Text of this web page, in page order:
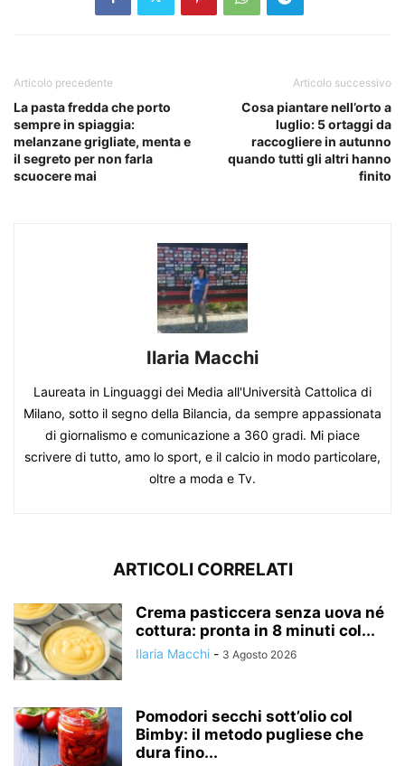
Articolo precedente
La pasta fredda che porto
sempre in spiaggia:
melanzane grigliate, menta e
il segreto per non farla
scuocere mai
Articolo successivo
Cosa piantare nell’orto a
luglio: 5 ortaggi da
raccogliere in autunno
quando tutti gli altri hanno
finito
Ilaria Macchi
Laureata in Linguaggi dei Media all'Università Cattolica di
Milano, sotto il segno della Bilancia, da sempre appassionata
di giornalismo e comunicazione a 360 gradi. Mi piace
scrivere di tutto, amo lo sport, e il calcio in modo particolare,
oltre a moda e Tv.
ARTICOLI CORRELATI
Crema pasticcera senza uova né
cottura: pronta in 8 minuti col...
Ilaria Macchi - 3 Agosto 2026
Pomodori secchi sott’olio col
Bimby: il metodo pugliese che
dura fino...